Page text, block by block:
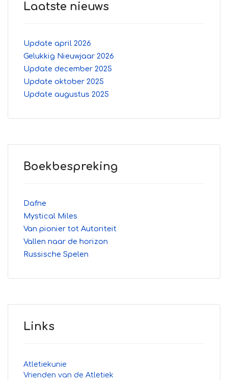
Laatste nieuws
Update april 2026
Gelukkig Nieuwjaar 2026
Update december 2025
Update oktober 2025
Update augustus 2025
Boekbespreking
Dafne
Mystical Miles
Van pionier tot Autoriteit
Vallen naar de horizon
Russische Spelen
Links
Atletiekunie
Vrienden van de Atletiek